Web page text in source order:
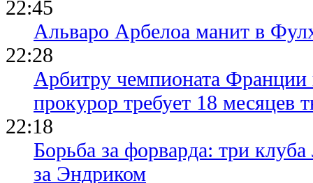
22:45
Альваро Арбелоа манит в
22:28
Арбитру чемпионата Франции
прокурор требует 18 месяцев
22:18
Борьба за форварда: три
за Эндриком